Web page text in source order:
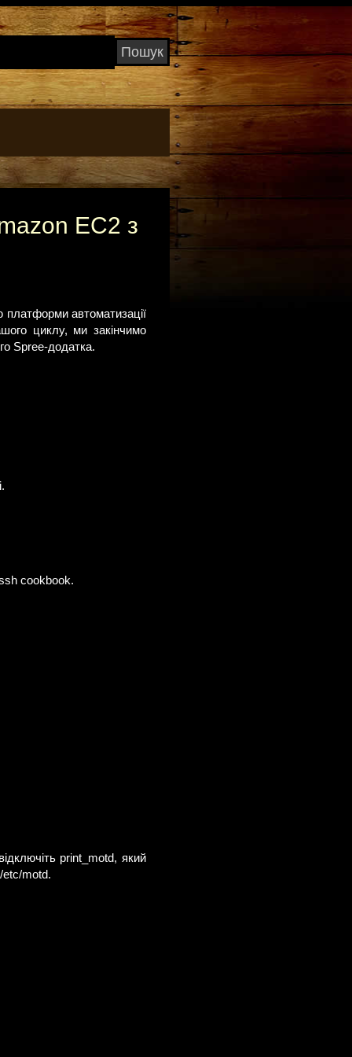
EC2 з
платформи автоматизації
циклу, ми закінчимо
Spree-додатка.
cookbook.
print_motd, який
etc/motd.